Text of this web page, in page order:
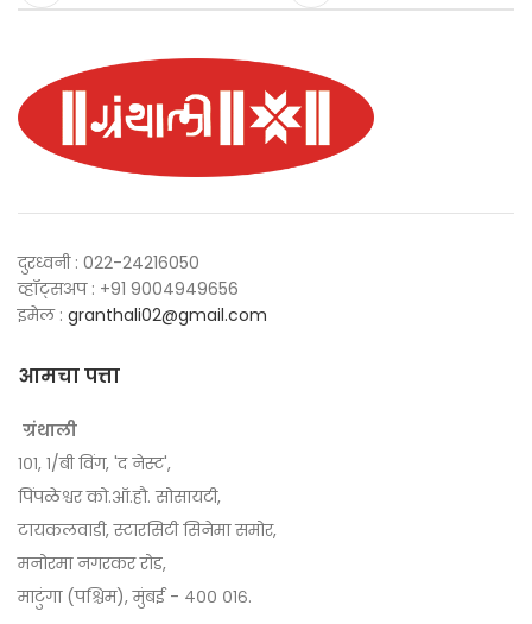
दुरध्वनी : 022-24216050
व्हॉट्सअप : +91 9004949656
इमेल : granthali02@gmail.com
आमचा पत्ता
ग्रंथाली
१०१, १/बी विंग, 'द नेस्ट',
पिंपळेश्वर को.ऑ.हौ. सोसायटी,
टायकलवाडी, स्टारसिटी सिनेमा समोर,
मनोरमा नगरकर रोड,
माटुंगा (पश्चिम), मुंबई - ४०० ०१६.